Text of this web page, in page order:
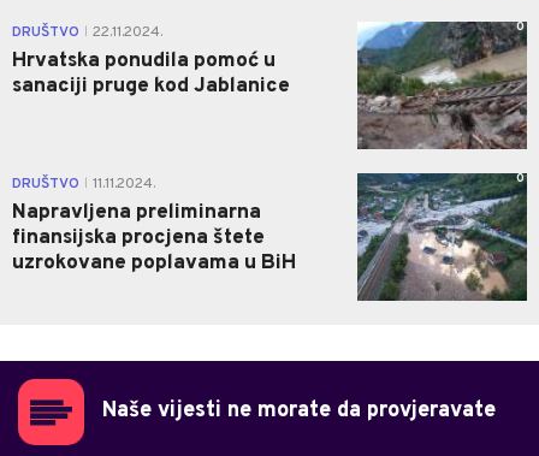
DRUŠTVO 22.11.2024.
Hrvatska ponudila pomoć u
sanaciji pruge kod Jablanice
0
DRUŠTVO 11.11.2024.
Napravljena preliminarna
finansijska procjena štete
uzrokovane poplavama u BiH
0
Naše vijesti ne morate da provjeravate